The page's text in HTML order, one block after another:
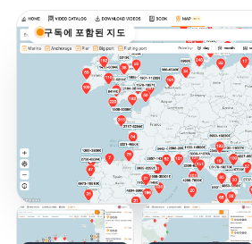
구독에 포함된 지도